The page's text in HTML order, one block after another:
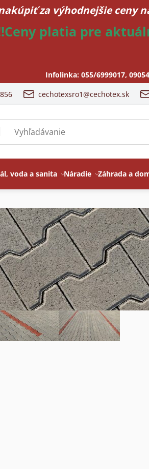
za výhodnejšie ceny
platia pre
Infolinka: 055/6999017,
cechotexsro1@cechotex.sk
voda a sanita Náradie Záhrada a